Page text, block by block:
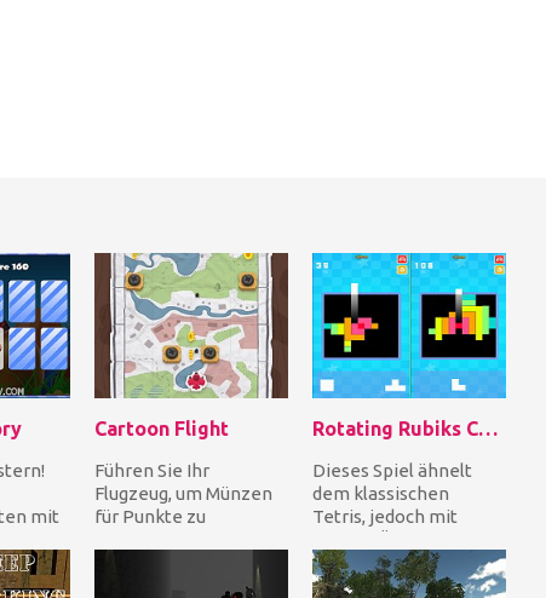
mit
Sp...
Cartoon Flight
Führen Sie Ihr
Flugzeug, um Münzen
für Punkte zu
Rotating Rubiks Cube
Dieses Spiel ähnelt
dem klassischen
Tetris, jedoch mit
Lass die Formen
vertikal...